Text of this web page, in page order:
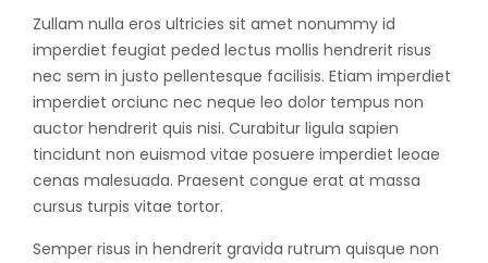
Zullam nulla eros ultricies sit amet nonummy id
imperdiet feugiat peded lectus mollis hendrerit risus
nec sem in justo pellentesque facilisis. Etiam imperdiet
imperdiet orciunc nec neque leo dolor tempus non
auctor hendrerit quis nisi. Curabitur ligula sapien
tincidunt non euismod vitae posuere imperdiet leoae
cenas malesuada. Praesent congue erat at massa
cursus turpis vitae tortor.
Semper risus in hendrerit gravida rutrum quisque non